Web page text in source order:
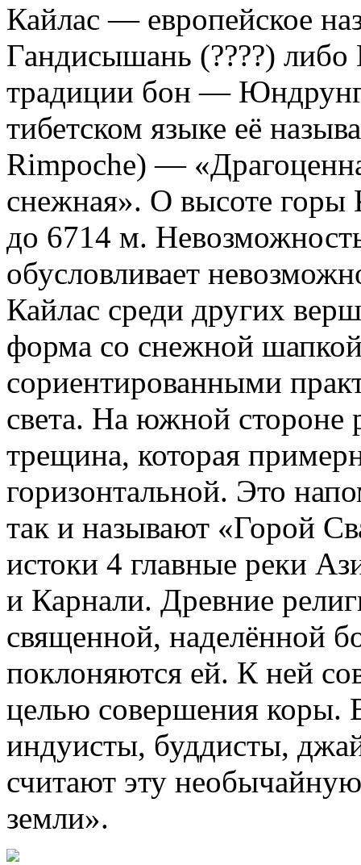
Кайлас — европейское
Гандисышань (????) либо
традиции бон — Юндрунг
тибетском языке её
Rimpoche) —
снежная». О высоте горы
до 6714 м.
обусловливает
Кайлас среди других
форма со снежной
сориентированными
света. На южной стороне
трещина, которая
горизонтальной. Это
так и называют «Горой
истоки 4 главные реки
и Карнали. Древние
священной, наделённой
поклоняются ей. К ней
целью совершения
индуисты, буддисты,
считают эту
земли».